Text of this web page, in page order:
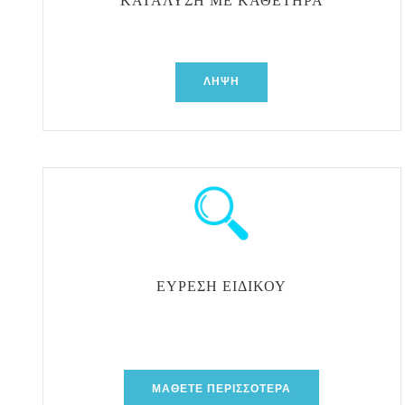
ΛΉΨΗ
ΕΎΡΕΣΗ ΕΙΔΙΚΟΎ
ΜΆΘΕΤΕ ΠΕΡΙΣΣΌΤΕΡΑ